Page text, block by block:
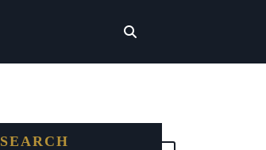
SEARCH